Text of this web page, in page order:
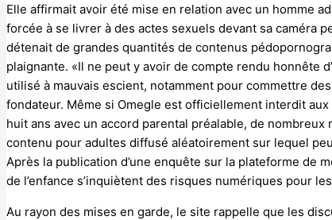
Elle affirmait avoir été mise en relation avec un homme
forcée à se livrer à des actes sexuels devant sa caméra
détenait de grandes quantités de contenus
plaignante. «Il ne peut y avoir de compte rendu honnête
utilisé à mauvais escient, notamment pour commettre
fondateur. Même si Omegle est officiellement interdit
huit ans avec un accord parental préalable, de
contenu pour adultes diffusé aléatoirement sur lequel
Après la publication d’une enquête sur la plateforme de
de l’enfance s’inquiètent des risques numériques pour
Au rayon des mises en garde, le site rappelle que les